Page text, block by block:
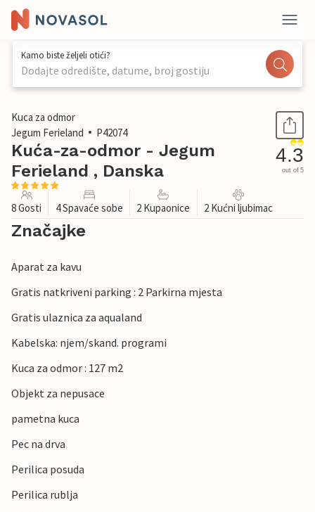
Kamo biste željeli otići?
Dodajte odredište, datume, broj gostiju
1 / 31
Kuca za odmor
Jegum Ferieland
P42074
Kuća-za-odmor - Jegum
Ferieland , Danska
4.3
out of 5
8 Gosti 4 Spavaće sobe 2 Kupaonice 2 Kućni ljubimac
Značajke
Aparat za kavu
Gratis natkriveni parking : 2 Parkirna mjesta
Gratis ulaznica za aqualand
Kabelska: njem/skand. programi
Kuca za odmor : 127 m2
Objekt za nepusace
pametna kuca
Pec na drva
Perilica posuda
Perilica rublja